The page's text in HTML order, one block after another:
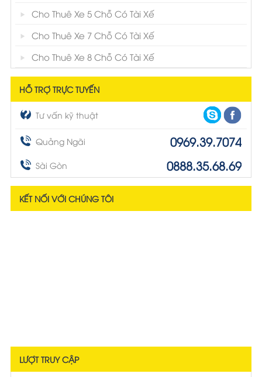
Cho Thuê Xe 5 Chỗ Có Tài Xế
Cho Thuê Xe 7 Chỗ Có Tài Xế
Cho Thuê Xe 8 Chỗ Có Tài Xế
HỖ TRỢ TRỰC TUYẾN
Tư vấn kỹ thuật
Quảng Ngãi 0969.39.7074
Sài Gòn 0888.35.68.69
KẾT NỐI VỚI CHÚNG TÔI
LƯỢT TRUY CẬP